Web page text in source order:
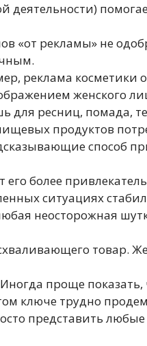
деятельности)
«от рекламы» не
реклама косметики
женского
для ресниц, помада,
продуктов
способ
его более
ситуациях
неосторожная
товар.
проще
ключе трудно
представить